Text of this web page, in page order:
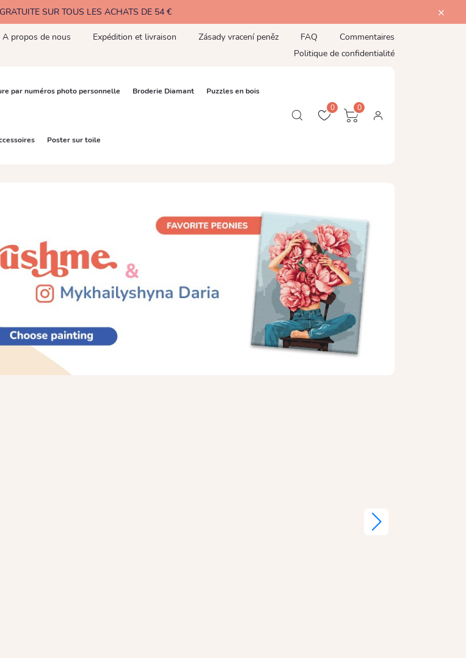
SUR TOUS LES ACHATS DE 54 €
A propos de nous Expédition et livraison Zásady vracení peněz FAQ
Commentaires
Politique de confidentialité
par numéros photo personnelle Broderie Diamant Puzzles en bois
Poster sur toile
0 0